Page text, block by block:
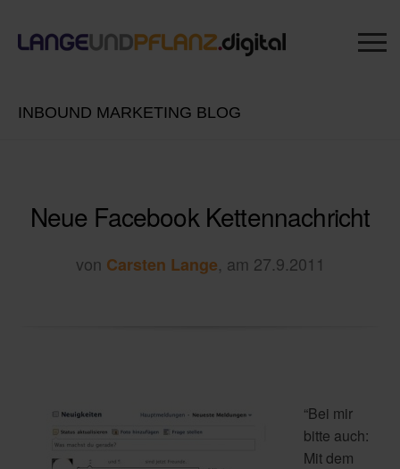
INBOUND MARKETING BLOG
Neue Facebook Kettennachricht
von Carsten Lange, am 27.9.2011
“Bei mir
bitte auch:
Mit dem